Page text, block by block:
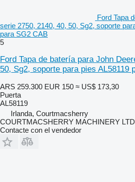
Ford Tapa
serie 2750, 2140, 40, 50, Sg2, soporte
para SG2 CAB
5
Ford Tapa de batería para John
50, Sg2, soporte para pies AL58119
ARS 259.300 EUR 150 ≈ US$ 173,30
Puerta
AL58119
Irlanda, Courtmacsherry
COURTMACSHERRY MACHINERY LTD
Contacte con el vendedor